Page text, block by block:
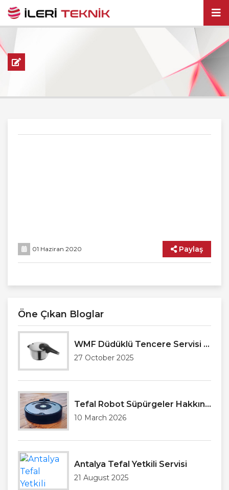
01 Haziran 2020 Paylaş
Öne Çıkan Bloglar
WMF Düdüklü Tencere Servisi Antalya
27 October 2025
Tefal Robot Süpürgeler Hakkında Genel Bilgilendirme
10 March 2026
Antalya Tefal Yetkili Servisi
21 August 2025